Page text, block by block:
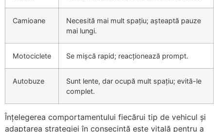
Camioane
Necesită mai mult spațiu; așteaptă pauze
mai lungi.
Motociclete Se mișcă rapid; reacționează prompt.
Autobuze
Sunt lente, dar ocupă mult spațiu; evită-le
complet.
Înțelegerea comportamentului fiecărui tip de vehicul și
adaptarea strategiei în consecință este vitală pentru a